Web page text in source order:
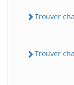
Trouver
Trouver